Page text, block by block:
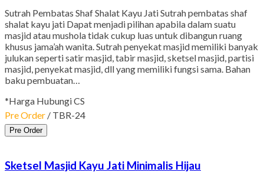
Sutrah Pembatas Shaf Shalat Kayu Jati Sutrah pembatas shaf
shalat kayu jati Dapat menjadi pilihan apabila dalam suatu
masjid atau mushola tidak cukup luas untuk dibangun ruang
khusus jama’ah wanita. Sutrah penyekat masjid memiliki banyak
julukan seperti satir masjid, tabir masjid, sketsel masjid, partisi
masjid, penyekat masjid, dll yang memiliki fungsi sama. Bahan
baku pembuatan…
*Harga Hubungi CS
Pre Order / TBR-24
Pre Order
Sketsel Masjid Kayu Jati Minimalis Hijau